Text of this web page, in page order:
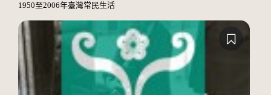
1950至2006年臺灣常民生活